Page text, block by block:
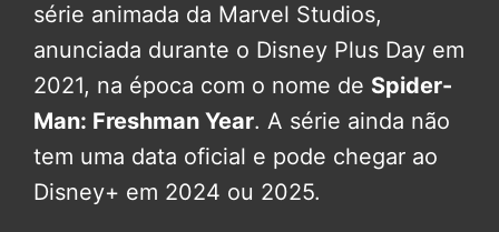
série animada da Marvel Studios,
anunciada durante o Disney Plus Day em
2021, na época com o nome de Spider-
Man: Freshman Year. A série ainda não
tem uma data oficial e pode chegar ao
Disney+ em 2024 ou 2025.